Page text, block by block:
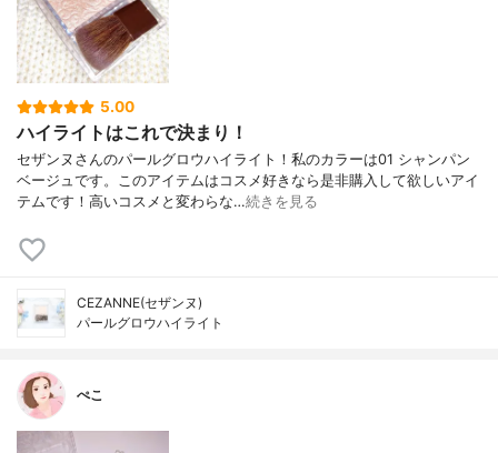
5.00
ハイライトはこれで決まり！
セザンヌさんのパールグロウハイライト！私のカラーは01 シャンパン
ベージュです。このアイテムはコスメ好きなら是非購入して欲しいアイ
テムです！高いコスメと変わらな…続きを見る
CEZANNE(セザンヌ)
パールグロウハイライト
ぺこ